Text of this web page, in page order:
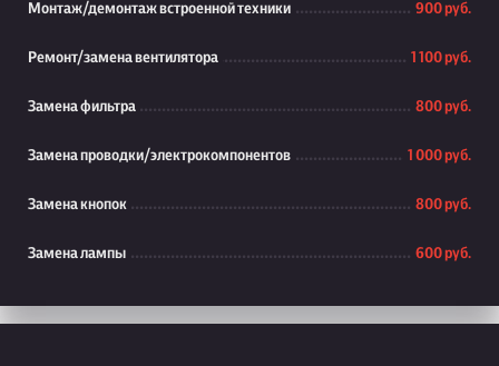
Монтаж/демонтаж встроенной техники 900 руб.
Ремонт/замена вентилятора 1 100 руб.
Замена фильтра 800 руб.
Замена проводки/электрокомпонентов 1 000 руб.
Замена кнопок 800 руб.
Замена лампы 600 руб.